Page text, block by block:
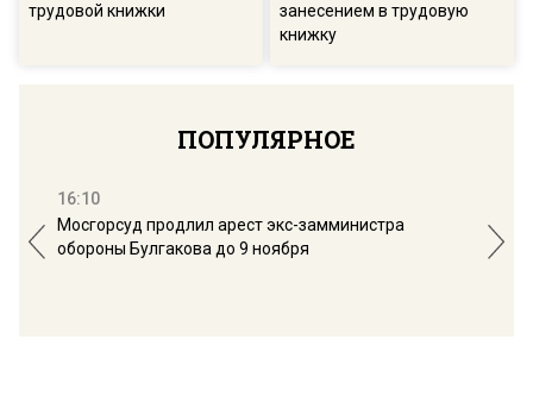
трудовой книжки
занесением в трудовую
книжку
ПОПУЛЯРНОЕ
16:10
Мосгорсуд продлил арест экс-замминистра
обороны Булгакова до 9 ноября